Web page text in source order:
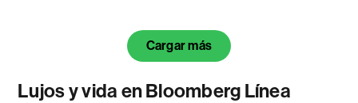
Cargar más
Lujos y vida en Bloomberg Línea